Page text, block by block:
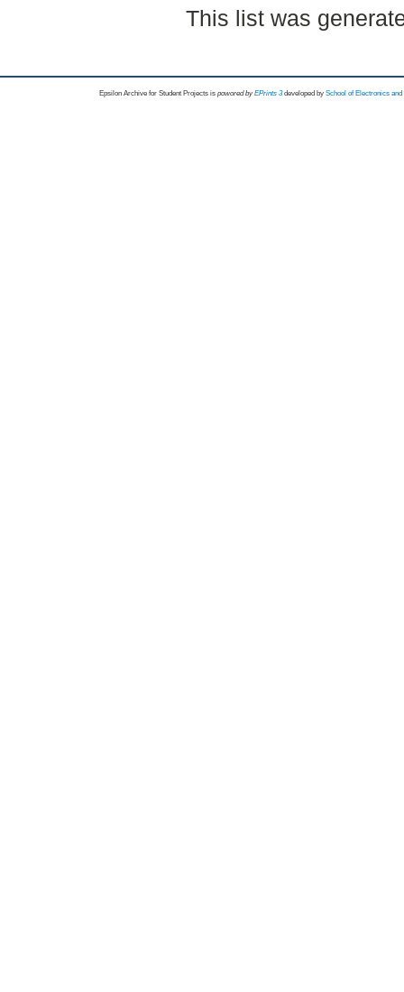
This list was
Epsilon Archive for Student Projects is powored byEPrints 3 developed by School of Electronics